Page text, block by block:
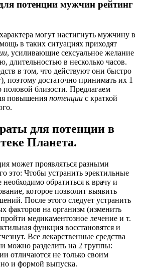
потенции мужчин рейтинг
могут настигнуть мужчину в
в таких ситуациях приходят
, усиливающие сексуальное желание
длительностью в несколько часов.
в том, что действуют они быстро
поэтому достаточно принимать их 1
половой близости. Предлагаем
повышения потенции с краткой
для потенции в
Планета.
может проявляться разными
это: Чтобы устранить эректильные
обратиться к врачу и
которое позволит выявить
После этого следует устранить
факторов на организм (изменить
медикаментозное лечение и т.
функция восстановятся и
Все лекарственные средства
можно разделить на 2 группы:
отличаются не только своим
и формой выпуска.